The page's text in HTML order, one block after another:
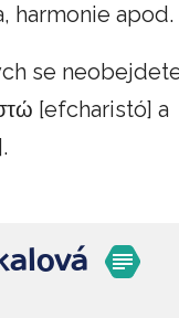
harmonie apod.
se
[efcharistó] a